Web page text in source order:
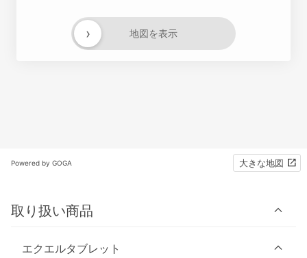
地図を表示
›
Powered by GOGA 大きな地図
取り扱い商品
エクエルタブレット